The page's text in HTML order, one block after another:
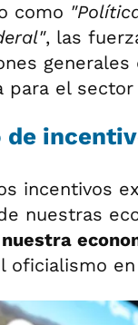
como
, las
el
de
incentivos
nuestras
oficialismo